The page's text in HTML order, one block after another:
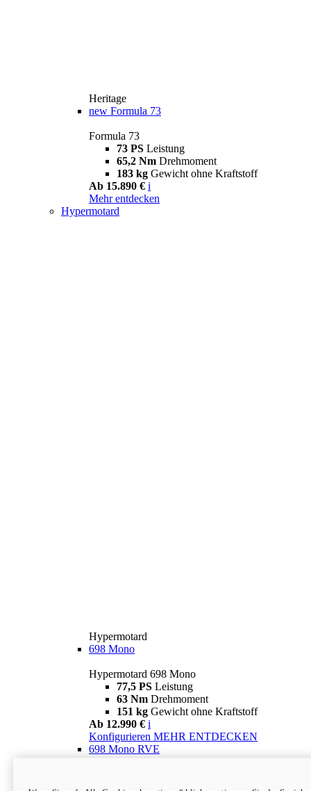
Heritage
new Formula 73
Formula 73
73 PS Leistung
65,2 Nm Drehmoment
183 kg Gewicht ohne Kraftstoff
Ab 15.890 € i
Mehr entdecken
Hypermotard
Hypermotard
698 Mono
Hypermotard 698 Mono
77,5 PS Leistung
63 Nm Drehmoment
151 kg Gewicht ohne Kraftstoff
Ab 12.990 € i
Konfigurieren MEHR ENTDECKEN
698 Mono RVE
77,5 PS
Leistung